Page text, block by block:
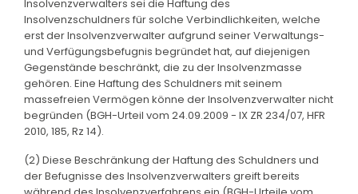
Insolvenzverwalters sei die Haftung des
Insolvenzschuldners für solche Verbindlichkeiten, welche
erst der Insolvenzverwalter aufgrund seiner Verwaltungs-
und Verfügungsbefugnis begründet hat, auf diejenigen
Gegenstände beschränkt, die zu der Insolvenzmasse
gehören. Eine Haftung des Schuldners mit seinem
massefreien Vermögen könne der Insolvenzverwalter nicht
begründen (BGH-Urteil vom 24.09.2009 - IX ZR 234/07, HFR
2010, 185, Rz 14).
(2) Diese Beschränkung der Haftung des Schuldners und
der Befugnisse des Insolvenzverwalters greift bereits